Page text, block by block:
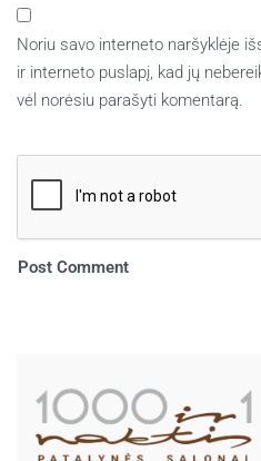
Noriu savo interneto naršyklėje
ir interneto puslapį, kad jų
vėl norėsiu parašyti komentarą.